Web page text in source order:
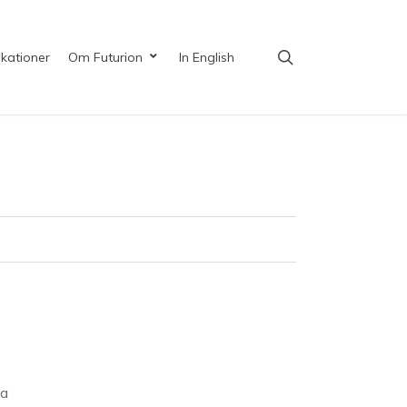
Om Futurion In English